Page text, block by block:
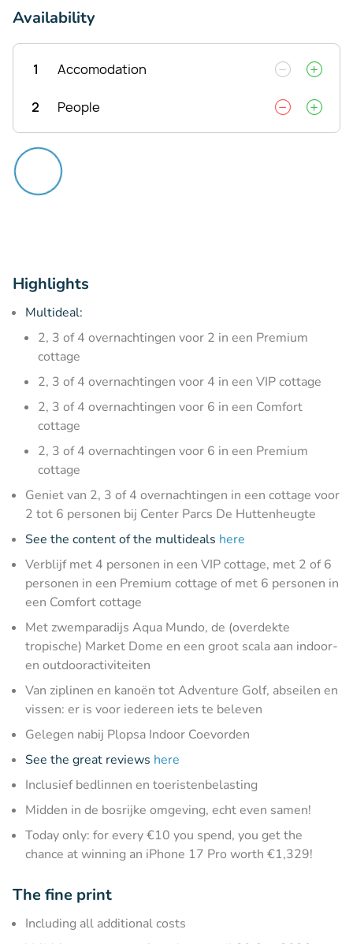
Availability
1 Accomodation
2 People
Highlights
Multideal:
2, 3 of 4 overnachtingen voor 2 in een Premium
cottage
2, 3 of 4 overnachtingen voor 4 in een VIP cottage
2, 3 of 4 overnachtingen voor 6 in een Comfort
cottage
2, 3 of 4 overnachtingen voor 6 in een Premium
cottage
Geniet van 2, 3 of 4 overnachtingen in een cottage voor
2 tot 6 personen bij Center Parcs De Huttenheugte
See the content of the multideals here
Verblijf met 4 personen in een VIP cottage, met 2 of 6
personen in een Premium cottage of met 6 personen in
een Comfort cottage
Met zwemparadijs Aqua Mundo, de (overdekte
tropische) Market Dome en een groot scala aan indoor-
en outdooractiviteiten
Van ziplinen en kanoën tot Adventure Golf, abseilen en
vissen: er is voor iedereen iets te beleven
Gelegen nabij Plopsa Indoor Coevorden
See the great reviews here
Inclusief bedlinnen en toeristenbelasting
Midden in de bosrijke omgeving, echt even samen!
Today only: for every €10 you spend, you get the
chance at winning an iPhone 17 Pro worth €1,329!
The fine print
Including all additional costs